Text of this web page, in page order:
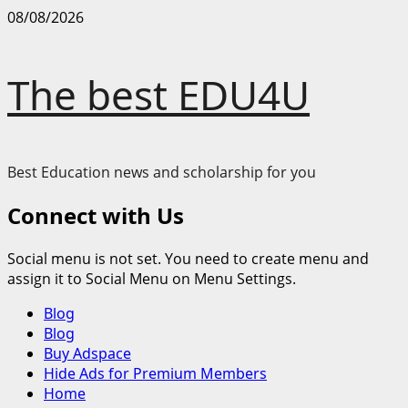
Skip
08/08/2026
The best EDU4U
Best Education news and scholarship for you
Connect with Us
Social menu is not set. You need to create menu and
assign it to Social Menu on Menu Settings.
Primary
Menu
Blog
Blog
Buy Adspace
Hide Ads for Premium Members
Home